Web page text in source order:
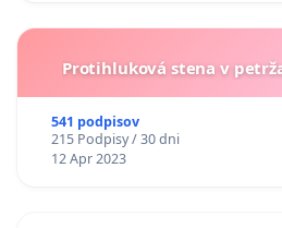
Protihluková stena v
541 podpisov
215 Podpisy / 30 dni
12 Apr 2023